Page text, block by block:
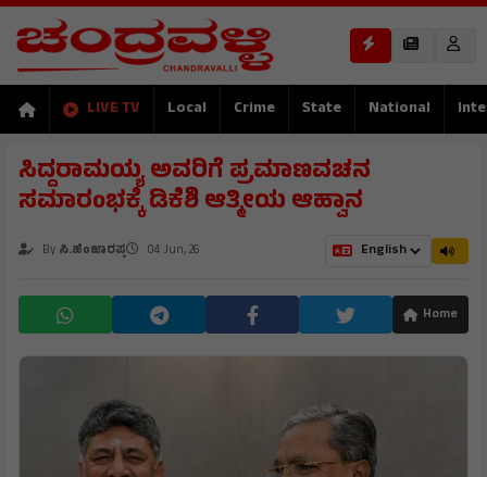
LIVE TV Local Crime State National
ಸಿದ್ದರಾಮಯ್ಯ ಅವರಿಗೆ ಪ್ರಮಾಣವಚನ
ಸಮಾರಂಭಕ್ಕೆ ಡಿಕೆಶಿ ಆತ್ಮೀಯ ಆಹ್ವಾನ
By ಸಿ.ಹೆಂಜಾರಪ್ಪ 04 Jun, 26
Home